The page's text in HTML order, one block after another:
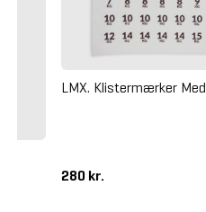
LMX. Klistermærker
280 kr.